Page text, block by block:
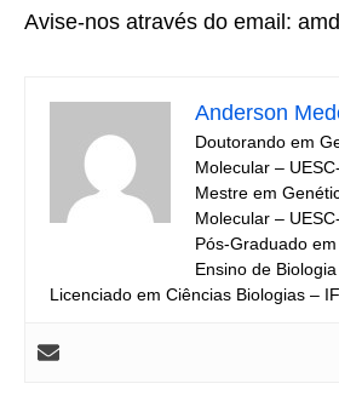
Avise-nos através do email:
Anderson
Doutorando em
Molecular –
Mestre em
Molecular –
Pós-Graduado
Ensino de
Licenciado em Ciências Biologias –